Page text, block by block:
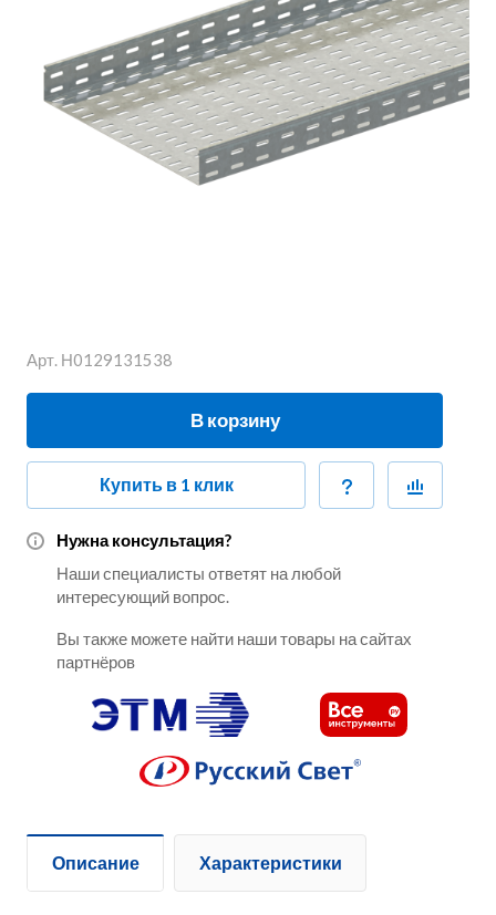
Арт. Н0129131538
В корзину
Купить в 1 клик
Нужна консультация?
Наши специалисты ответят на любой
интересующий вопрос.
Вы также можете найти наши товары на сайтах
партнёров
Описание Характеристики